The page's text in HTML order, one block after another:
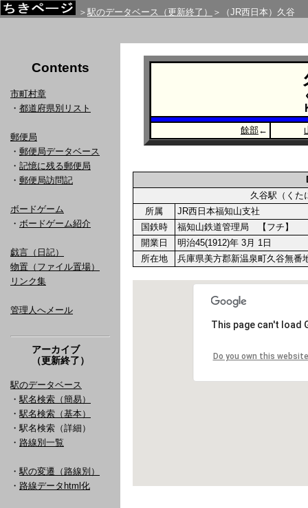
＞ 駅のデータベース（更新終了） ＞（JR西日本）久谷
Contents
市町村章
・ 都道府県別リスト
郵便局
・ 郵便局データベース
・ 記憶に残る郵便局
・ 郵便局訪問記
ボードゲーム
・ ボードゲーム紹介
戯言（日記）
物置（ファイル置場）
リンク集
管理人へメール
アーカイブ
（更新終了）
駅のデータベース
・ 駅名検索（簡易）
・ 駅名検索（基本）
・駅名検索（詳細）
・ 路線別一覧
・ 駅の変遷（路線別）
・ 路線データhtml化
餘部←
久谷駅（く
所属
JR西日本福知山支社
国鉄時
福知山鉄道管理局 【フチ】
開業日
明治45(1912)年 3月 1日
所在地
兵庫県美方郡新温泉町久谷無番